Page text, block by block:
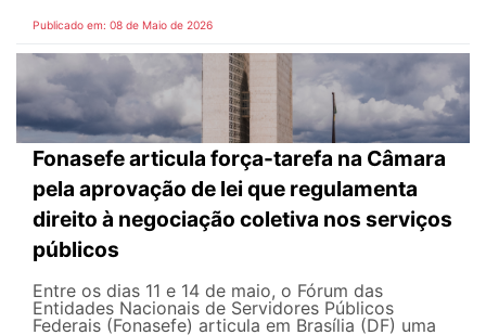
Publicado em: 08 de Maio de 2026
Fonasefe articula força-tarefa na Câmara
pela aprovação de lei que regulamenta
direito à negociação coletiva nos serviços
públicos
Entre os dias 11 e 14 de maio, o Fórum das
Entidades Nacionais de Servidores Públicos
Federais (Fonasefe) articula em Brasília (DF) uma